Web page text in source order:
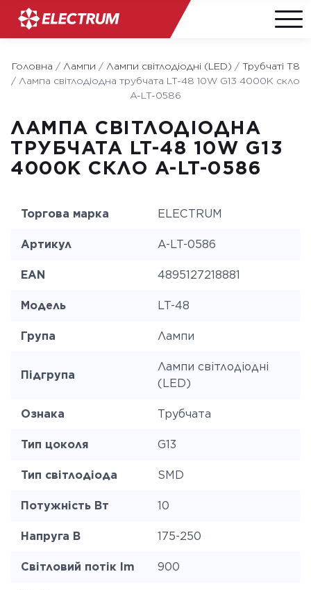
content
Головна / Лампи / Лампи світлодіодні (LED) / Трубчаті Т8
/ Лампа світлодіодна трубчата LT-48 10W G13 4000K скло
A-LT-0586
ЛАМПА СВІТЛОДІОДНА
ТРУБЧАТА LT-48 10W G13
4000K СКЛО A-LT-0586
Торгова марка ELECTRUM
Артикул A-LT-0586
EAN 4895127218881
Модель LT-48
Група Лампи
Підгрупа
Лампи світлодіодні
(LED)
Ознака Трубчата
Тип цоколя G13
Тип світлодіода SMD
Потужність Вт 10
Напруга В 175-250
Світловий потік lm 900